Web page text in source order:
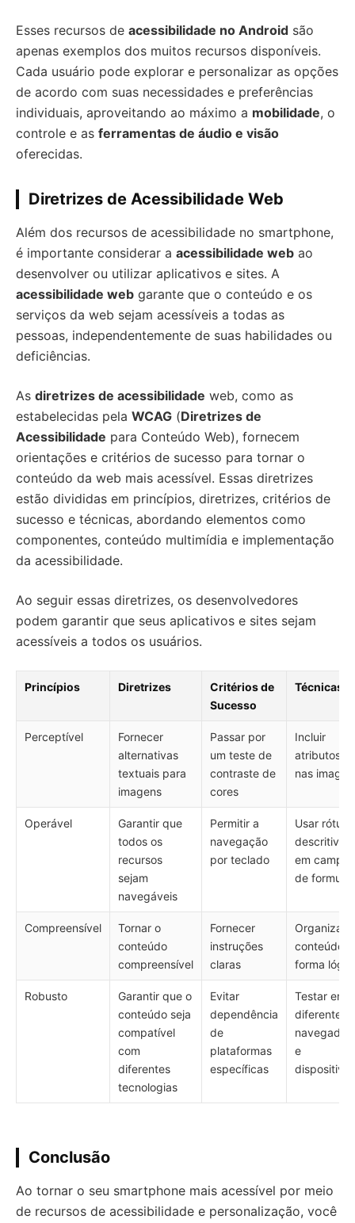
Esses recursos de acessibilidade no Android são
apenas exemplos dos muitos recursos disponíveis.
Cada usuário pode explorar e personalizar as opções
de acordo com suas necessidades e preferências
individuais, aproveitando ao máximo a mobilidade, o
controle e as ferramentas de áudio e visão
oferecidas.
Diretrizes de Acessibilidade Web
Além dos recursos de acessibilidade no smartphone,
é importante considerar a acessibilidade web ao
desenvolver ou utilizar aplicativos e sites. A
acessibilidade web garante que o conteúdo e os
serviços da web sejam acessíveis a todas as
pessoas, independentemente de suas habilidades ou
deficiências.
As diretrizes de acessibilidade web, como as
estabelecidas pela WCAG (Diretrizes de
Acessibilidade para Conteúdo Web), fornecem
orientações e critérios de sucesso para tornar o
conteúdo da web mais acessível. Essas diretrizes
estão divididas em princípios, diretrizes, critérios de
sucesso e técnicas, abordando elementos como
componentes, conteúdo multimídia e implementação
da acessibilidade.
Ao seguir essas diretrizes, os desenvolvedores
podem garantir que seus aplicativos e sites sejam
acessíveis a todos os usuários.
Princípios Diretrizes
Critérios de
Sucesso
Técnicas
Perceptível
Fornecer
alternativas
textuais para
imagens
Passar por
um teste de
contraste de
cores
Incluir
atributos
nas
Operável
Garantir que
todos os
recursos
sejam
navegáveis
Permitir a
navegação
por teclado
Usar
descritivos
em campos
de
Compreensível
Tornar o
conteúdo
compreensível
Fornecer
instruções
claras
Organizar o
conteúdo
forma
Robusto
Garantir que o
conteúdo seja
compatível
com
diferentes
tecnologias
Evitar
dependência
de
plataformas
específicas
Testar em
diferentes
e
dispositivos
Conclusão
Ao tornar o seu smartphone mais acessível por meio
de recursos de acessibilidade e personalização, você